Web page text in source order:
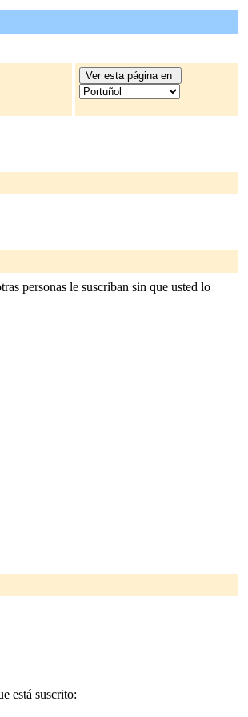
personas le suscriban sin que usted lo
está suscrito: